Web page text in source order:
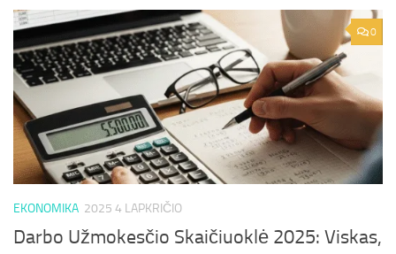
0
EKONOMIKA 2025 4 LAPKRIČIO
Darbo Užmokesčio Skaičiuoklė 2025: Viskas,